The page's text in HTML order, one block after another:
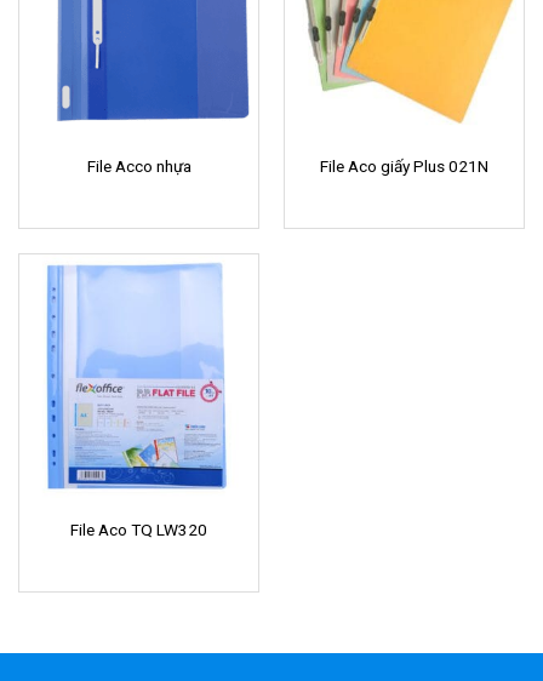
File Acco nhựa File Aco giấy Plus 021N
File Aco TQ LW320